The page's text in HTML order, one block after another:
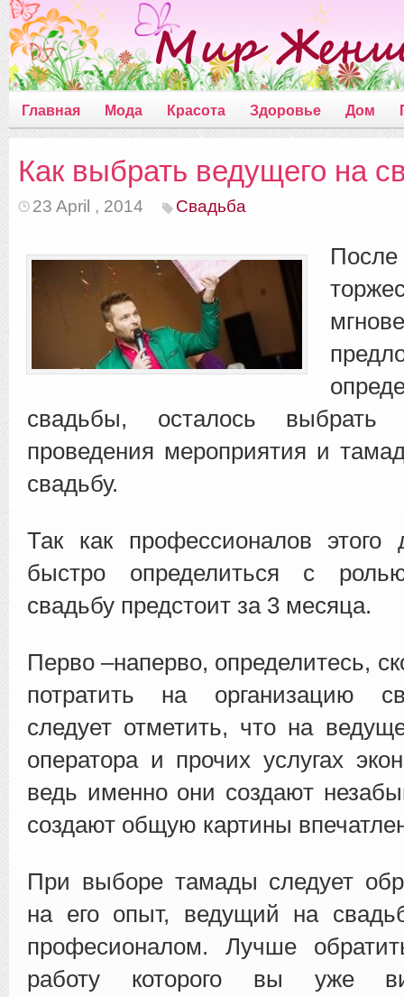
Главная Мода Красота Здоровье Дом
Как выбрать ведущего на
23 April , 2014 Свадьба
свадьбы, осталось выбрать
проведения мероприятия и
свадьбу.
Так как профессионалов этого
быстро определиться с
свадьбу предстоит за 3 месяца.
Перво –наперво, определитесь,
потратить на организацию
следует отметить, что на
оператора и прочих услугах
ведь именно они создают
создают общую картины
При выборе тамады следует
на его опыт, ведущий на
професионалом. Лучше
работу которого вы уже